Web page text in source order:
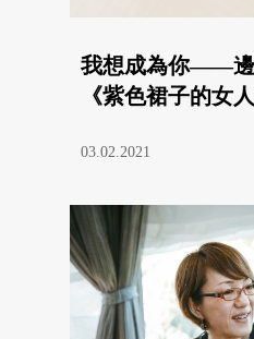
我想成為你——邊
《紫色裙子的女人
03.02.2021